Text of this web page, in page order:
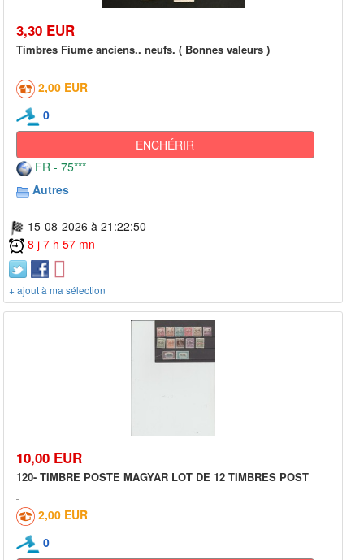
3,30 EUR
Timbres Fiume anciens.. neufs. ( Bonnes valeurs )
2,00 EUR
0
ENCHÉRIR
FR - 75***
Autres
15-08-2026 à 21:22:50
8 j 7 h 57 mn
+ ajout à ma sélection
10,00 EUR
120- TIMBRE POSTE MAGYAR LOT DE 12 TIMBRES POST
2,00 EUR
0